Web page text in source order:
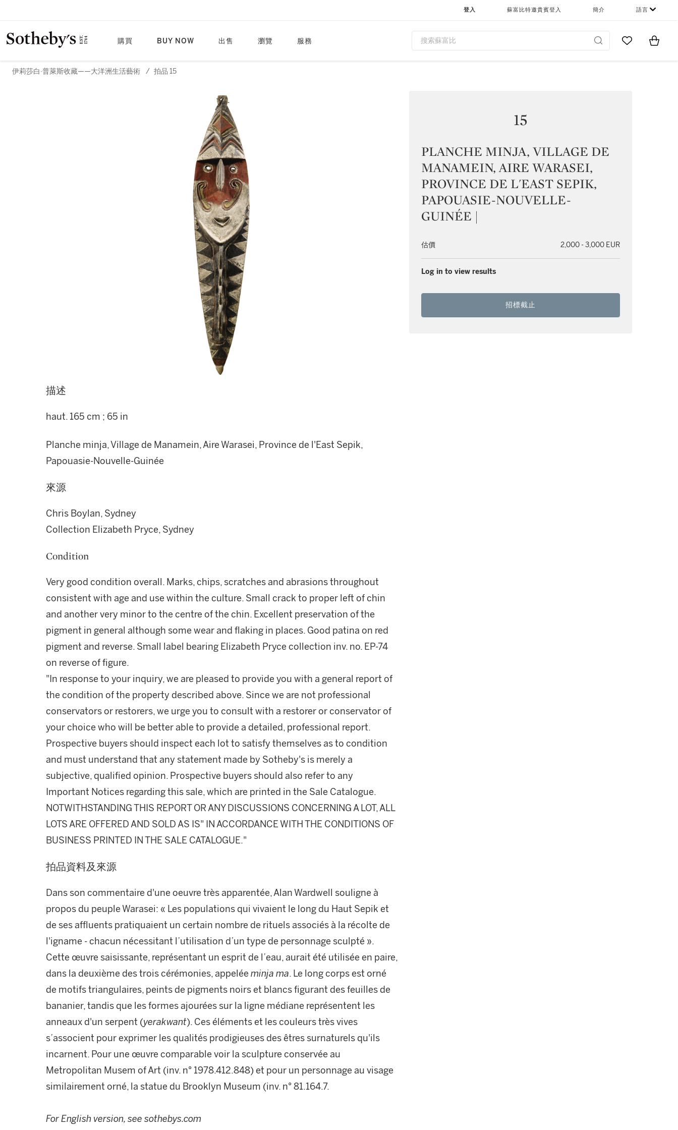
購買 BUY NOW 出售 瀏覽 服務
登入 蘇富比特邀貴賓登入 簡介 語言
Go to MyItems
伊莉莎白·普萊斯收藏——大洋洲生活藝術 / 拍品 15
15
PLANCHE MINJA, VILLAGE DE
MANAMEIN, AIRE WARASEI,
PROVINCE DE L'EAST SEPIK,
PAPOUASIE-NOUVELLE-
GUINÉE |
估價 2,000 - 3,000 EUR
Log in to view results
招標截止
描述
haut. 165 cm ; 65 in
Planche minja, Village de Manamein, Aire Warasei, Province de l'East Sepik,
Papouasie-Nouvelle-Guinée
來源
Chris Boylan, Sydney
Collection Elizabeth Pryce, Sydney
Condition
Very good condition overall. Marks, chips, scratches and abrasions throughout
consistent with age and use within the culture. Small crack to proper left of chin
and another very minor to the centre of the chin. Excellent preservation of the
pigment in general although some wear and flaking in places. Good patina on red
pigment and reverse. Small label bearing Elizabeth Pryce collection inv. no. EP-74
on reverse of figure.
"In response to your inquiry, we are pleased to provide you with a general report of
the condition of the property described above. Since we are not professional
conservators or restorers, we urge you to consult with a restorer or conservator of
your choice who will be better able to provide a detailed, professional report.
Prospective buyers should inspect each lot to satisfy themselves as to condition
and must understand that any statement made by Sotheby's is merely a
subjective, qualified opinion. Prospective buyers should also refer to any
Important Notices regarding this sale, which are printed in the Sale Catalogue.
NOTWITHSTANDING THIS REPORT OR ANY DISCUSSIONS CONCERNING A LOT, ALL
LOTS ARE OFFERED AND SOLD AS IS" IN ACCORDANCE WITH THE CONDITIONS OF
BUSINESS PRINTED IN THE SALE CATALOGUE."
拍品資料及來源
Dans son commentaire d'une oeuvre très apparentée, Alan Wardwell souligne à
propos du peuple Warasei: « Les populations qui vivaient le long du Haut Sepik et
de ses affluents pratiquaient un certain nombre de rituels associés à la récolte de
l'igname - chacun nécessitant l’utilisation d’un type de personnage sculpté ».
Cette œuvre saisissante, représentant un esprit de l’eau, aurait été utilisée en paire,
dans la deuxième des trois cérémonies, appelée minja ma. Le long corps est orné
de motifs triangulaires, peints de pigments noirs et blancs figurant des feuilles de
bananier, tandis que les formes ajourées sur la ligne médiane représentent les
anneaux d'un serpent (yerakwant). Ces éléments et les couleurs très vives
s’associent pour exprimer les qualités prodigieuses des êtres surnaturels qu'ils
incarnent. Pour une œuvre comparable voir la sculpture conservée au
Metropolitan Musem of Art (inv. n° 1978.412.848) et pour un personnage au visage
similairement orné, la statue du Brooklyn Museum (inv. n° 81.164.7.
For English version, see sothebys.com